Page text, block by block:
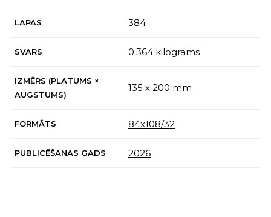
LAPAS 384
SVARS 0.364 kilograms
IZMĒRS (PLATUMS ×
AUGSTUMS)
135 x 200 mm
FORMĀTS 84x108/32
PUBLICĒŠANAS GADS 2026